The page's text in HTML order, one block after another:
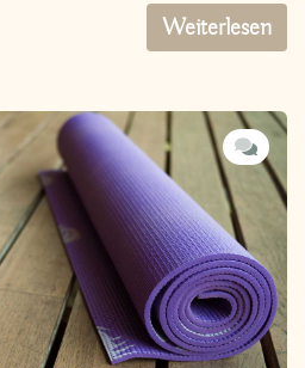
Weiterlesen